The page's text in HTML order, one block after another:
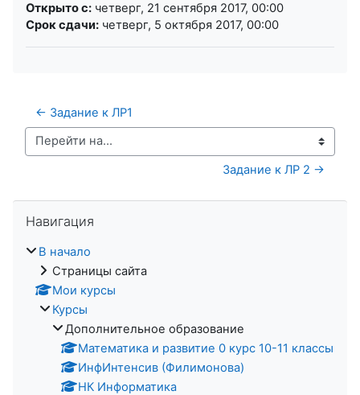
Открыто с: четверг, 21 сентября 2017, 00:00
Срок сдачи: четверг, 5 октября 2017, 00:00
← Задание к ЛР1
Перейти на...
Задание к ЛР 2 →
Навигация
В начало
Страницы сайта
Мои курсы
Курсы
Дополнительное образование
Математика и развитие 0 курс 10-11 классы
ИнфИнтенсив (Филимонова)
НК Информатика